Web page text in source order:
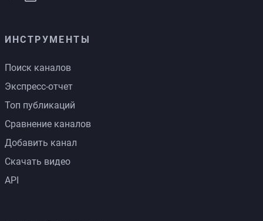
ИНСТРУМЕНТЫ
Поиск каналов
Экспресс-отчет
Топ публикаций
Сравнение каналов
Добавить канал
Скачать видео
API